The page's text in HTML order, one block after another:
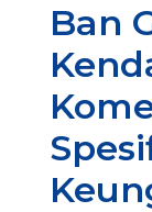
Ban